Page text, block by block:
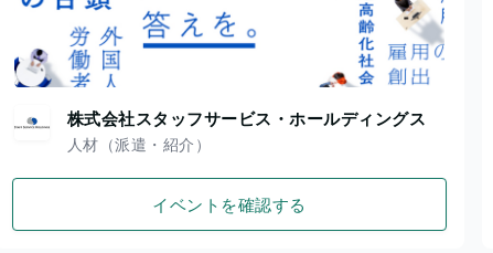
株式会社スタッフサービス・ホールディングス
人材（派遣・紹介）
イベントを確認する